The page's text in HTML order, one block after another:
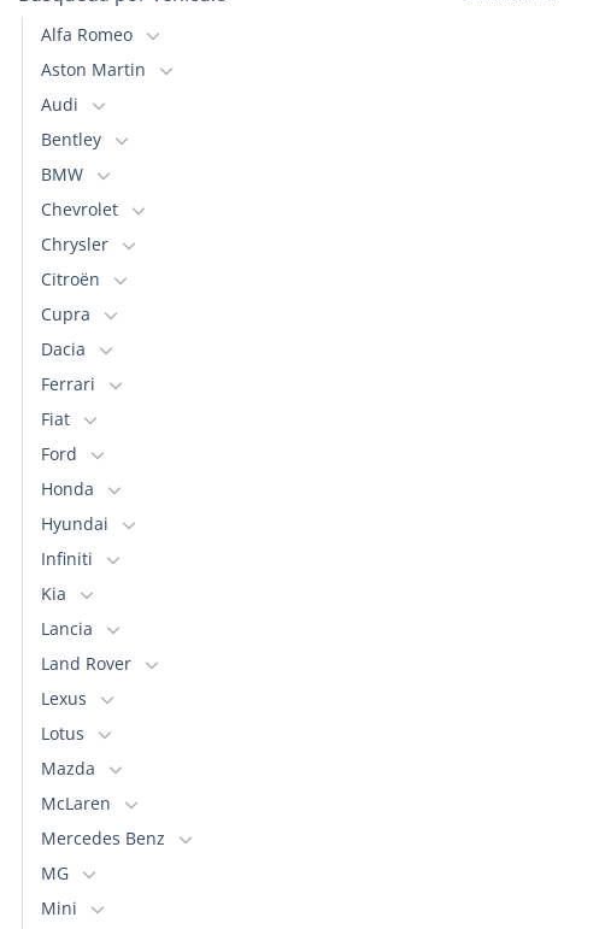
Alfa Romeo
Aston Martin
Audi
Bentley
BMW
Chevrolet
Chrysler
Citroën
Cupra
Dacia
Ferrari
Fiat
Ford
Honda
Hyundai
Infiniti
Kia
Lancia
Land Rover
Lexus
Lotus
Mazda
McLaren
Mercedes Benz
MG
Mini